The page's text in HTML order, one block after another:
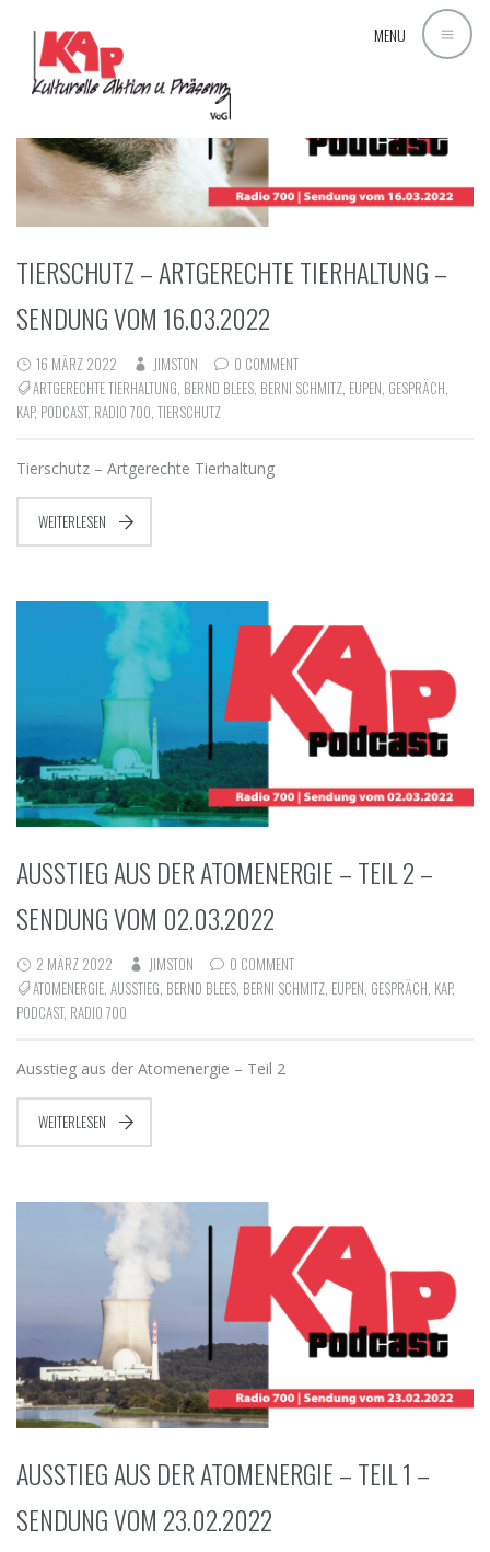
MENU
TIERSCHUTZ – ARTGERECHTE TIERHALTUNG –
SENDUNG VOM 16.03.2022
16 MÄRZ 2022 JIMSTON
0 COMMENT
ARTGERECHTE TIERHALTUNG BERND BLEES BERNI SCHMITZ EUPEN GESPRÄCH
KAP, PODCAST, RADIO 700 TIERSCHUTZ
Tierschutz – Artgerechte Tierhaltung
WEITERLESEN
AUSSTIEG AUS DER ATOMENERGIE – TEIL 2 –
SENDUNG VOM 02.03.2022
2 MÄRZ 2022 JIMSTON
0 COMMENT
ATOMENERGIE, AUSSTIEG, BERND BLEES, BERNI SCHMITZ, EUPEN, GESPRÄCH, KAP,
PODCAST, RADIO 700
Ausstieg aus der Atomenergie – Teil 2
WEITERLESEN
AUSSTIEG AUS DER ATOMENERGIE – TEIL 1 –
SENDUNG VOM 23.02.2022